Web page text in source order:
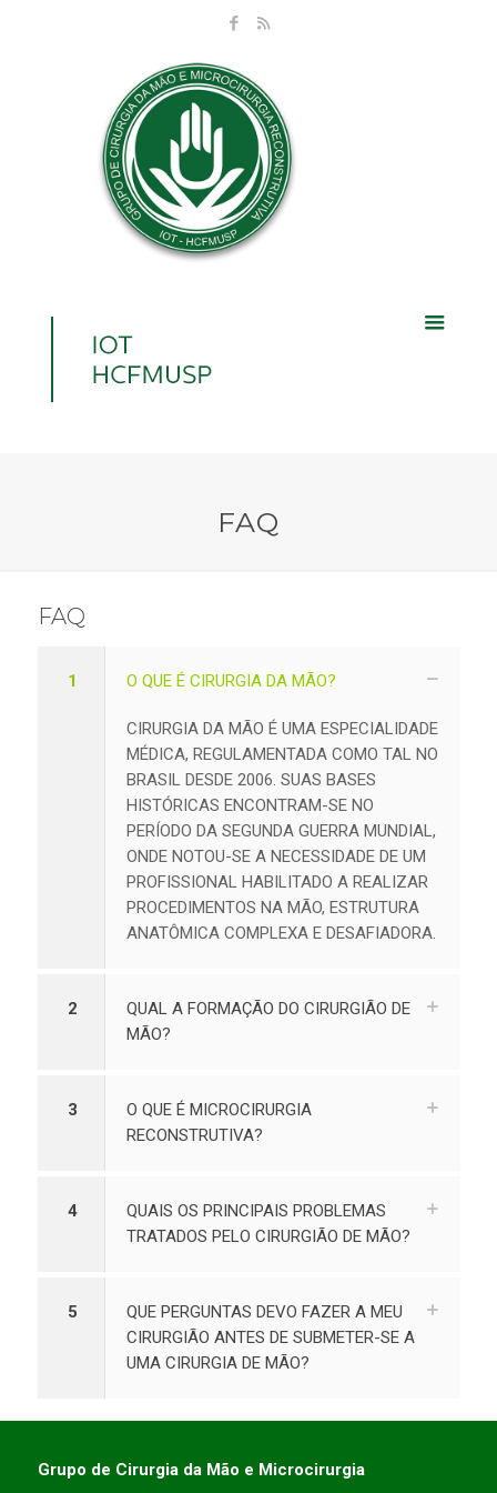
FAQ
FAQ
1 O QUE É CIRURGIA DA MÃO?
CIRURGIA DA MÃO É UMA ESPECIALIDADE
MÉDICA, REGULAMENTADA COMO TAL NO
BRASIL DESDE 2006. SUAS BASES
HISTÓRICAS ENCONTRAM-SE NO
PERÍODO DA SEGUNDA GUERRA MUNDIAL,
ONDE NOTOU-SE A NECESSIDADE DE UM
PROFISSIONAL HABILITADO A REALIZAR
PROCEDIMENTOS NA MÃO, ESTRUTURA
ANATÔMICA COMPLEXA E DESAFIADORA.
2
QUAL A FORMAÇÃO DO CIRURGIÃO DE
MÃO?
3
O QUE É MICROCIRURGIA
RECONSTRUTIVA?
4
QUAIS OS PRINCIPAIS PROBLEMAS
TRATADOS PELO CIRURGIÃO DE MÃO?
5
QUE PERGUNTAS DEVO FAZER A MEU
CIRURGIÃO ANTES DE SUBMETER-SE A
UMA CIRURGIA DE MÃO?
Grupo de Cirurgia da Mão e Microcirurgia